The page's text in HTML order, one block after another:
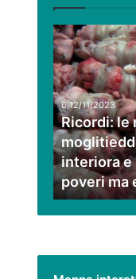
Ricordi:
le
ricette
tradizionali,
i
moglitieddi
e
soffritto
con
interiora
e
peperoncino,
12/11/2023
Ricordi: le
interiora
poveri ma